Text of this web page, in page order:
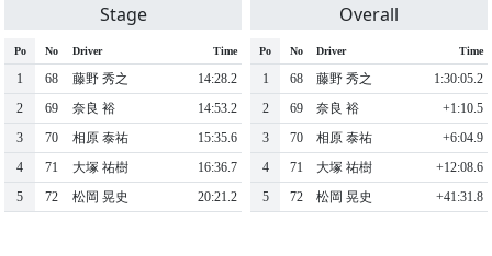
Stage
Po No Driver Time
1 68 藤野 秀之
14:28.2
2
69 奈良 裕
14:53.2
3
70 相原 泰祐
15:35.6
4
71 大塚 祐樹
16:36.7
5
72 松岡 晃史 20:21.2
Overall
Po No Driver Time
1 68 藤野 秀之
1:30:05.2
2
69 奈良 裕
+1:10.5
3
70 相原 泰祐
+6:04.9
4
71 大塚 祐樹
+12:08.6
5
72 松岡 晃史 +41:31.8